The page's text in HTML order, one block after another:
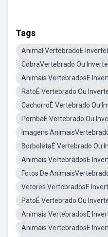
Tags
Animal VertebradoE
CobraVertebrado Ou
Animais VertebradosE
RatoÉ Vertebrado Ou
CachorroÉ Vertebrado Ou
PombaÉ Vertebrado Ou
Imagens
BorboletaÉ Vertebrado Ou
Animais VertebradosE
Fotos De
Vetores VertebradosE
PatoÉ Vertebrado Ou
Animais VertebradosE
Animais VertebradosE